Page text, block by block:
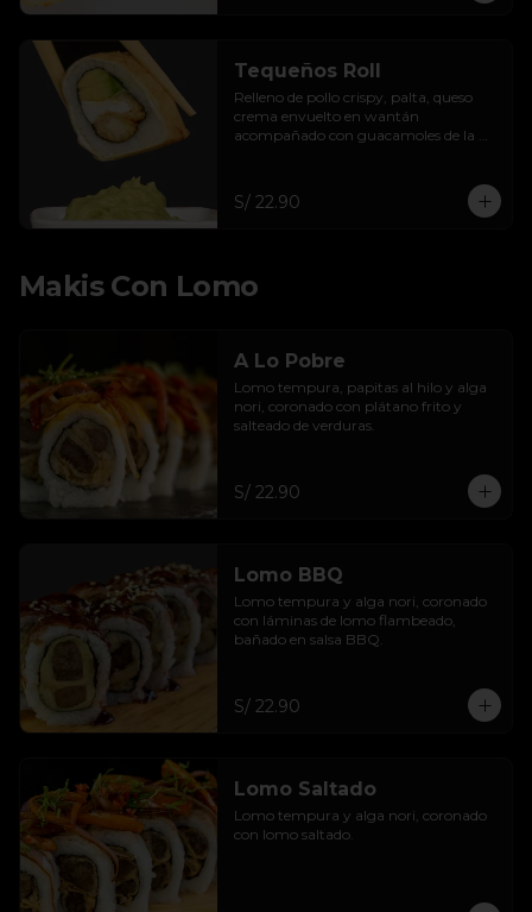
Tequeños Roll
Relleno de pollo crispy, palta, queso
crema envuelto en wantán
acompañado con guacamoles de la
S/ 22.90
Makis Con Lomo
A Lo Pobre
Lomo tempura, papitas al hilo y alga
nori, coronado con plátano frito y
salteado de verduras.
S/ 22.90
Lomo BBQ
Lomo tempura y alga nori, coronado
con láminas de lomo flambeado,
bañado en salsa BBQ.
S/ 22.90
Lomo Saltado
Lomo tempura y alga nori, coronado
con lomo saltado.